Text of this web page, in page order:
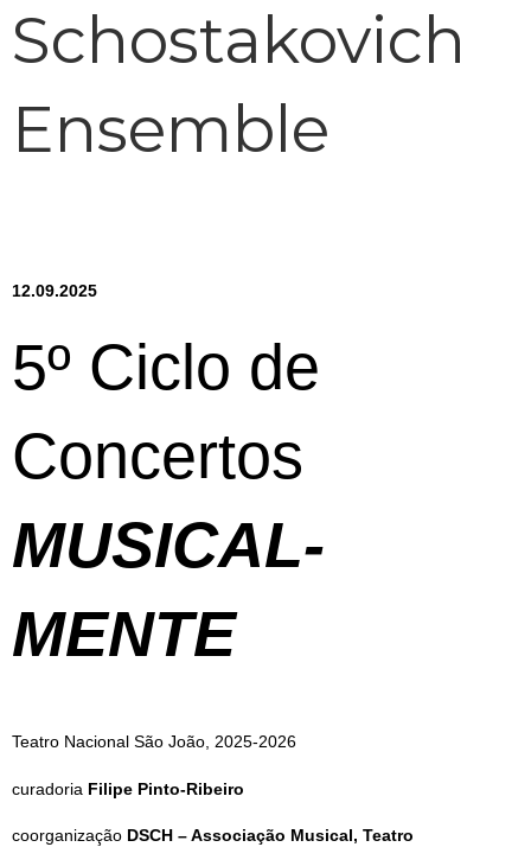
Schostakovich
Ensemble
12.09.2025
5º Ciclo de
Concertos
MUSICAL-
MENTE
Teatro Nacional São João, 2025-2026
curadoria Filipe Pinto-Ribeiro
coorganização DSCH – Associação Musical, Teatro